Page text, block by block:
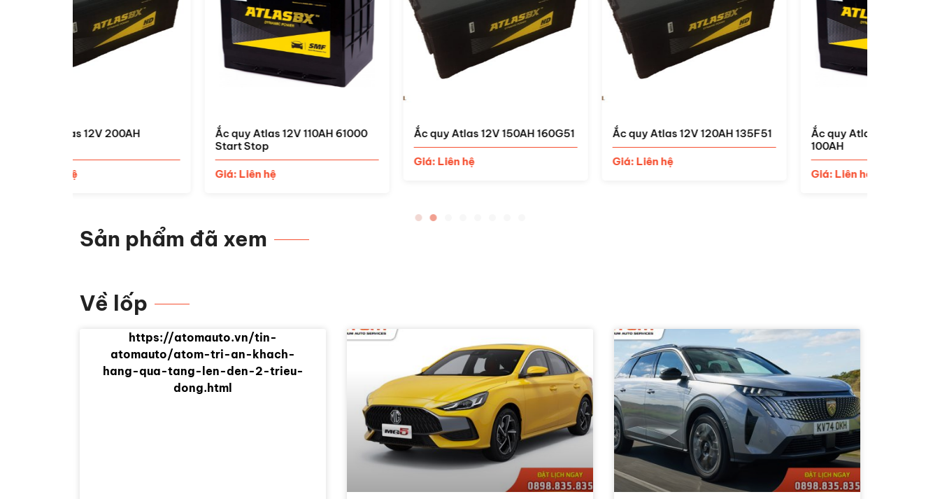
Ắc quy Atlas 12V 110AH 61000
Ắc quy Atlas 12V 150AH 160G51
Giá: Liên hệ
Ắc quy Atlas 12V 120AH 135F51
Ắc quy Atlas DIN 60038 12V
100AH
Sản phẩm đã xem
Về lốp
https://atomauto.vn/tin-
atomauto/atom-tri-an-khach-
hang-qua-tang-len-den-2-trieu-
dong.html